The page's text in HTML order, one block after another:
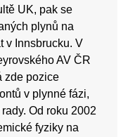
UK, pak se
plynů na
v Innsbrucku. V
AV ČR
zde pozice
v plynné fázi,
Od roku 2002
fyziky na